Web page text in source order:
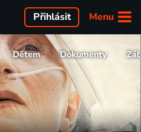
Menu
Přihlásit
Dětem Dokumenty